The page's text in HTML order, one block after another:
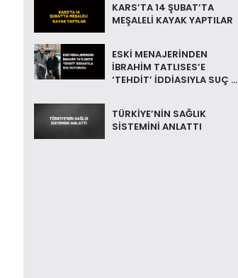
KARS’TA 14 ŞUBAT’TA
MEŞALELİ KAYAK YAPTILAR
ESKİ MENAJERİNDEN
İBRAHİM TATLISES’E
‘TEHDİT’ İDDİASIYLA SUÇ ...
TÜRKİYE’NİN SAĞLIK
SİSTEMİNİ ANLATTI